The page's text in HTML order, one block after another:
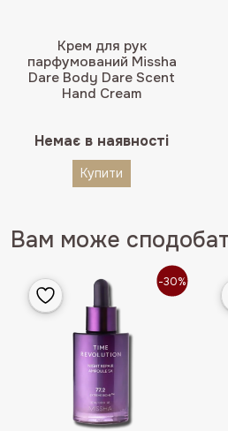
Крем для рук
парфумований Missha
Dare Body Dare Scent
Hand Cream
Немає в наявності
Купити
Вам може
-30%